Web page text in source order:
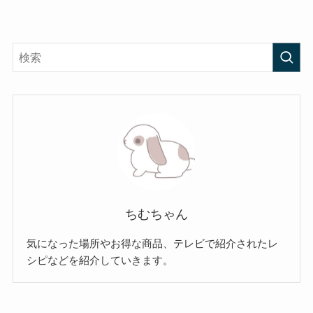
ちむちゃん
気になった場所やお得な商品、テレビで紹介されたレ
シピなどを紹介していきます。